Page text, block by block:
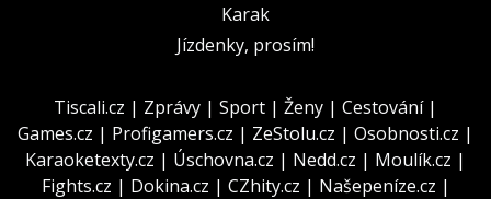
Karak
Jízdenky, prosím!
Tiscali.cz | Zprávy | Sport | Ženy | Cestování|
Games.cz | Profigamers.cz | ZeStolu.cz | Osobnosti.cz |
Karaoketexty.cz | Úschovna.cz | Nedd.cz | Moulík.cz |
Fights.cz | Dokina.cz | CZhity.cz | Našepeníze.cz |